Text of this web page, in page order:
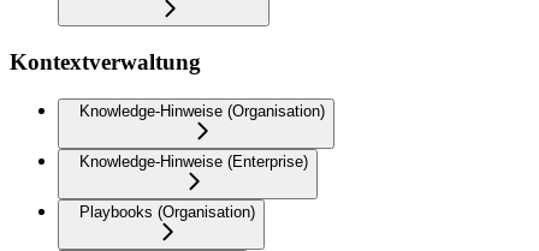
Kontextverwaltung
Knowledge-Hinweise (Organisation)
Knowledge-Hinweise (Enterprise)
Playbooks (Organisation)